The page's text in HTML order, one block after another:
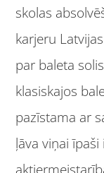
skolas
karjeru
par baleta
klasiskajos
pazīstama ar
ļāva viņai